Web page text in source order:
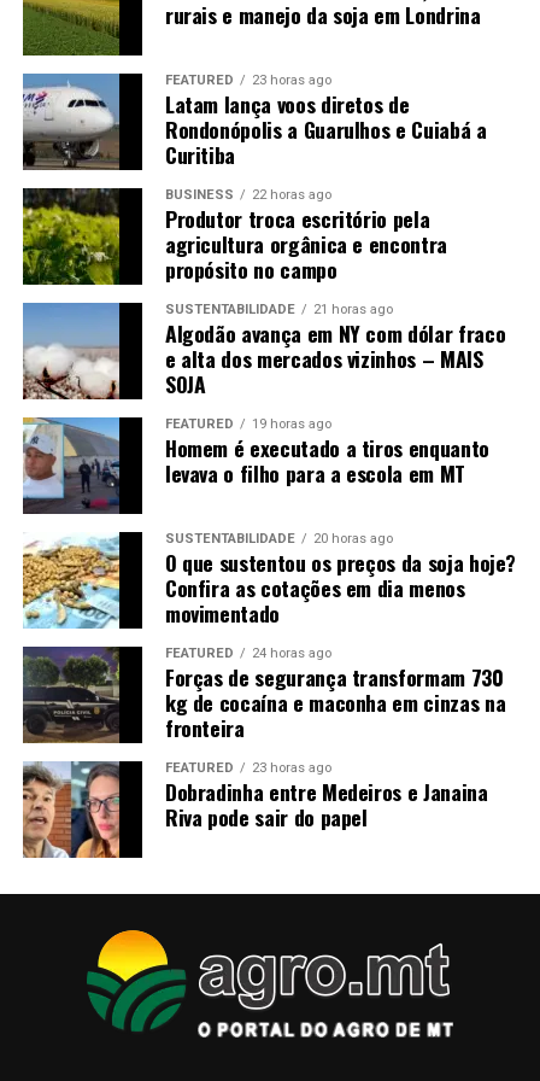
Maranhão e até do Paraguai para atender as
necessidades da propriedade.
O agricultor Auri Antônio Ferreira Bueno conta ao
Canal Rural Mato Grosso que encontrar profissionais na
própria região nem sempre é possível.
vem colher para nós vem lá do Rio Grande do Sul. Dois
aqui são do Maranhão que tocam o armazém. Um outro
estava no Paraguai e veio morar para cá. Aqui é difícil
encontrar”.
Mesmo com esse reforço, a participação da família
continua sendo necessária nos períodos de colheita.“Na
colheita da soja eu também ajudo a colher. Hoje a mão de
obra não é fácil, então tem que ir se virando nós da
família mesmo”
+Confira todos os episódios da série Patrulheiro Agro
Clique aqui, entre em nosso canal no WhatsApp
do Canal Rural Mato Grosso e receba notícias em tempo
real.
O post Falta de mão de obra desafia o agro de Mato
Grosso apareceu primeiro em Canal Rural Mato Grosso.
rurais e manejo da soja em Londrina
FEATURED 23 horas ago
Latam lança voos diretos de
Rondonópolis a Guarulhos e Cuiabá a
Curitiba
BUSINESS 22 horas ago
Produtor troca escritório pela
agricultura orgânica e encontra
propósito no campo
SUSTENTABILIDADE 21 horas ago
Algodão avança em NY com dólar fraco
e alta dos mercados vizinhos – MAIS
SOJA
FEATURED 19 horas ago
Homem é executado a tiros enquanto
levava o filho para a escola em MT
SUSTENTABILIDADE 20 horas ago
O que sustentou os preços da soja hoje?
Confira as cotações em dia menos
movimentado
FEATURED 24 horas ago
Forças de segurança transformam 730
kg de cocaína e maconha em cinzas na
fronteira
FEATURED 23 horas ago
Dobradinha entre Medeiros e Janaina
Riva pode sair do papel